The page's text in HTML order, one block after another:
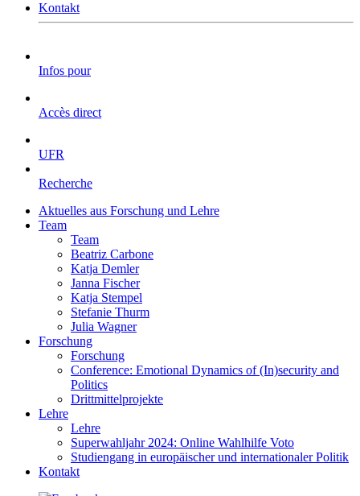
Kontakt
Infos pour
Accès direct
UFR
Recherche
Aktuelles aus Forschung und Lehre
Team
Team
Beatriz Carbone
Katja Demler
Janna Fischer
Katja Stempel
Stefanie Thurm
Julia Wagner
Forschung
Forschung
Conference: Emotional Dynamics of (In)security and
Politics
Drittmittelprojekte
Lehre
Lehre
Superwahljahr 2024: Online Wahlhilfe Voto
Studiengang in europäischer und internationaler Politik
Kontakt